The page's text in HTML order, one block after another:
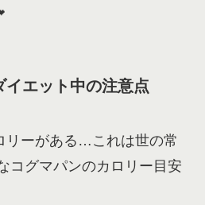
イエット中の注意点
リーがある…これは世の常
コグマパンのカロリー目安